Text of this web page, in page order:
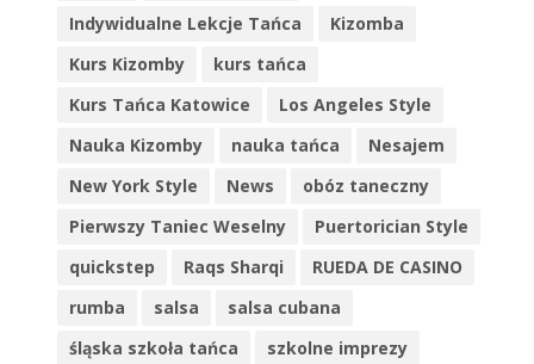
Indywidualne Lekcje Tańca
Kizomba
Kurs Kizomby
kurs tańca
Kurs Tańca Katowice
Los Angeles Style
Nauka Kizomby
nauka tańca
Nesajem
New York Style
News
obóz taneczny
Pierwszy Taniec Weselny
Puertorician Style
quickstep
Raqs Sharqi
RUEDA DE CASINO
rumba
salsa
salsa cubana
śląska szkoła tańca
szkolne imprezy